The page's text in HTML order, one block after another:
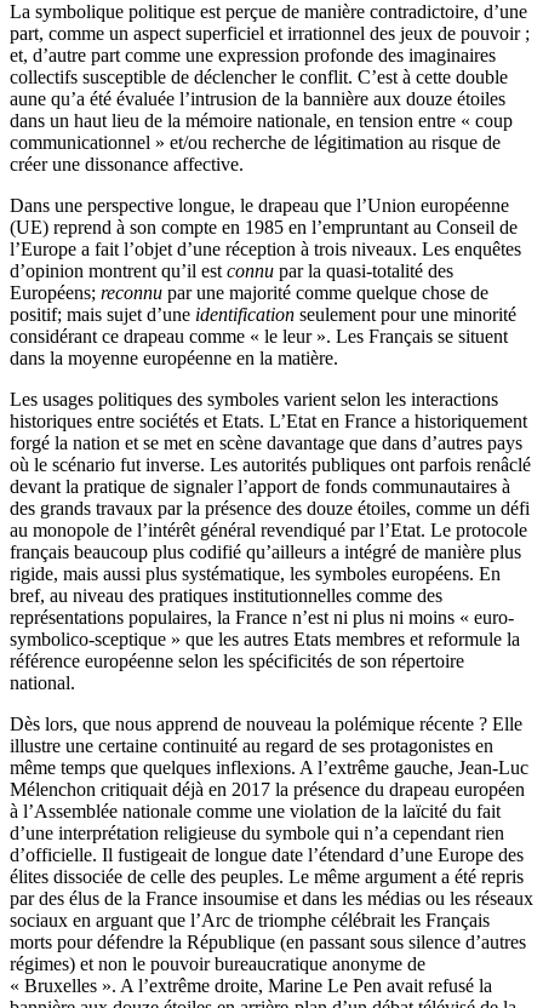
La symbolique politique est perçue de manière contradictoire, d’une
part, comme un aspect superficiel et irrationnel des jeux de pouvoir ;
et, d’autre part comme une expression profonde des imaginaires
collectifs susceptible de déclencher le conflit. C’est à cette double
aune qu’a été évaluée l’intrusion de la bannière aux douze étoiles
dans un haut lieu de la mémoire nationale, en tension entre « coup
communicationnel » et/ou recherche de légitimation au risque de
créer une dissonance affective.
Dans une perspective longue, le drapeau que l’Union européenne
(UE) reprend à son compte en 1985 en l’empruntant au Conseil de
l’Europe a fait l’objet d’une réception à trois niveaux. Les enquêtes
d’opinion montrent qu’il estconnu par la quasi-totalité des
Européens; reconnu par une majorité comme quelque chose de
positif; mais sujet d’une identification seulement pour une minorité
considérant ce drapeau comme « le leur ». Les Français se situent
dans la moyenne européenne en la matière.
Les usages politiques des symboles varient selon les interactions
historiques entre sociétés et Etats. L’Etat en France a historiquement
forgé la nation et se met en scène davantage que dans d’autres pays
où le scénario fut inverse. Les autorités publiques ont parfois renâclé
devant la pratique de signaler l’apport de fonds communautaires à
des grands travaux par la présence des douze étoiles, comme un défi
au monopole de l’intérêt général revendiqué par l’Etat. Le protocole
français beaucoup plus codifié qu’ailleurs a intégré de manière plus
rigide, mais aussi plus systématique, les symboles européens. En
bref, au niveau des pratiques institutionnelles comme des
représentations populaires, la France n’est ni plus ni moins « euro-
symbolico-sceptique » que les autres Etats membres et reformule la
référence européenne selon les spécificités de son répertoire
national.
Dès lors, que nous apprend de nouveau la polémique récente ? Elle
illustre une certaine continuité au regard de ses protagonistes en
même temps que quelques inflexions. A l’extrême gauche, Jean-Luc
Mélenchon critiquait déjà en 2017 la présence du drapeau européen
à l’Assemblée nationale comme une violation de la laïcité du fait
d’une interprétation religieuse du symbole qui n’a cependant rien
d’officielle. Il fustigeait de longue date l’étendard d’une Europe des
élites dissociée de celle des peuples. Le même argument a été repris
par des élus de la France insoumise et dans les médias ou les réseaux
sociaux en arguant que l’Arc de triomphe célébrait les Français
morts pour défendre la République (en passant sous silence d’autres
régimes) et non le pouvoir bureaucratique anonyme de
« Bruxelles ». A l’extrême droite, Marine Le Pen avait refusé la